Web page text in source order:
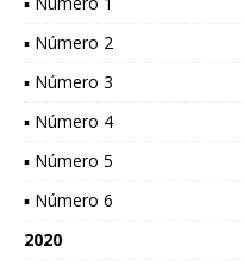
▪ Número 2
▪ Número 3
▪ Número 4
▪ Número 5
▪ Número 6
2020